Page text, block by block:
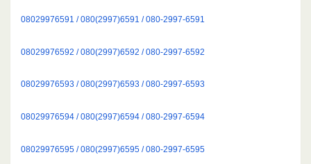
08029976591 / 080(2997)6591 / 080-2997-6591
08029976592 / 080(2997)6592 / 080-2997-6592
08029976593 / 080(2997)6593 / 080-2997-6593
08029976594 / 080(2997)6594 / 080-2997-6594
08029976595 / 080(2997)6595 / 080-2997-6595